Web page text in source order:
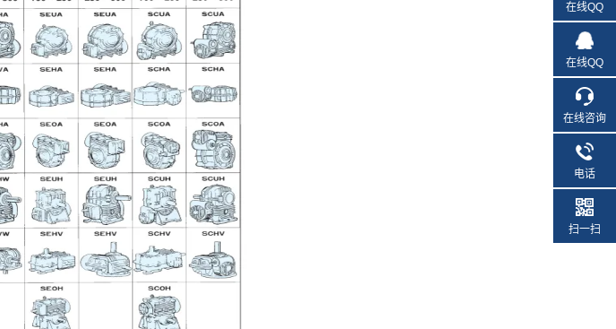
在线QQ
在线QQ
在线咨询
电话
扫一扫